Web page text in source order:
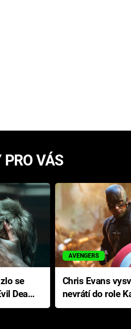
VÁS
Dead
AVENGERS
Chris Evans
nevrátí do role
Ameriky